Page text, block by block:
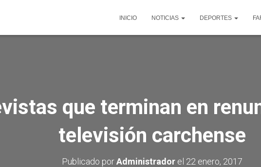
INICIO NOTICIAS DEPORTES
que terminan en
televisión carchense
Publicado porAdministradorel 22 enero, 2017